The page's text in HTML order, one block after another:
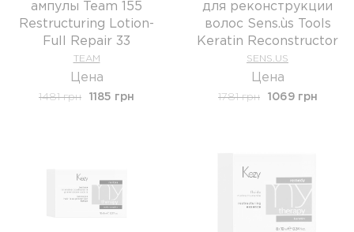
ампулы Team 155
Restructuring Lotion-
Full Repair 33
TEAM
Цена
1481 грн 1185 грн
для реконструкции
волос Sens.ùs Tools
Keratin Reconstructor
SENS.US
Цена
1781 грн 1069 грн